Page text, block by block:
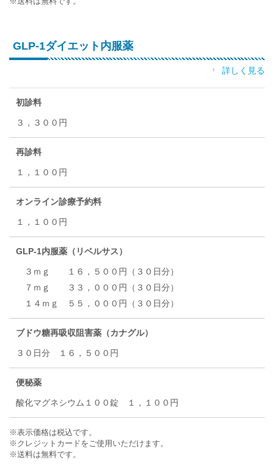
GLP-1ダイエット内服薬
詳しく見る
初診料
３，３００円
再診料
１，１００円
オンライン診療予約料
１，１００円
GLP-1内服薬（リベルサス）
３ｍｇ １６，５００円（３０日分）
７ｍｇ ３３，０００円（３０日分）
１４ｍｇ ５５，０００円（３０日分）
ブドウ糖再吸収阻害薬（カナグル）
３０日分 １６，５００円
便秘薬
酸化マグネシウム１００錠 １，１００円
※表示価格は税込です。
※クレジットカードをご使用いただけます。
※送料は無料です。